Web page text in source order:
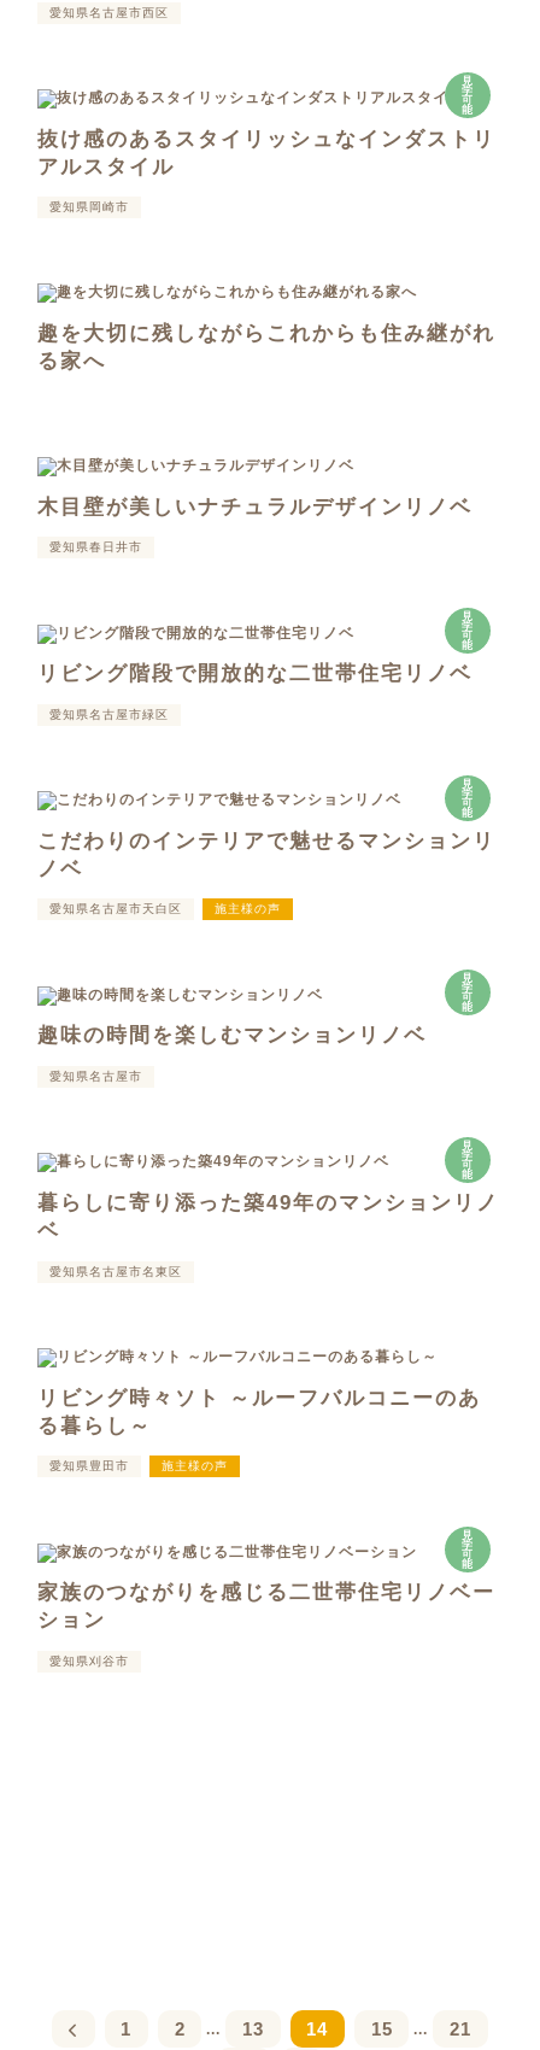
愛知県名古屋市西区
見
学
可
能
抜け感のあるスタイリッシュなインダストリ
アルスタイル
愛知県岡崎市
趣を大切に残しながらこれからも住み継がれ
る家へ
木目壁が美しいナチュラルデザインリノベ
愛知県春日井市
見
学
可
能
リビング階段で開放的な二世帯住宅リノベ
愛知県名古屋市緑区
見
学
可
能
こだわりのインテリアで魅せるマンションリ
ノベ
愛知県名古屋市天白区 施主様の声
見
学
可
能
趣味の時間を楽しむマンションリノベ
愛知県名古屋市
見
学
可
能
暮らしに寄り添った築49年のマンションリノ
ベ
愛知県名古屋市名東区
リビング時々ソト ～ルーフバルコニーのあ
る暮らし～
愛知県豊田市 施主様の声
見
学
可
能
家族のつながりを感じる二世帯住宅リノベー
ション
愛知県刈谷市
1 2 ... 13 14 15 ... 21